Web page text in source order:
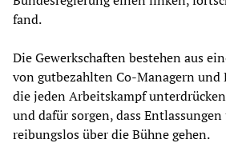
fand.
Die Gewerkschaften bestehen aus
von gutbezahlten Co-Managern
die jeden Arbeitskampf
und dafür sorgen, dass
reibungslos über die Bühne gehen.